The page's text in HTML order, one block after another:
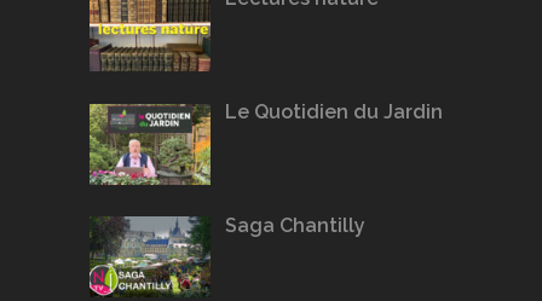
Le Quotidien du Jardin
Saga Chantilly